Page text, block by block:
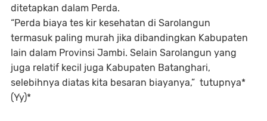
ditetapkan dalam Perda.
“Perda biaya tes kir kesehatan di Sarolangun
termasuk paling murah jika dibandingkan Kabupaten
lain dalam Provinsi Jambi. Selain Sarolangun yang
juga relatif kecil juga Kabupaten Batanghari,
selebihnya diatas kita besaran biayanya,” tutupnya*
(Yy)*